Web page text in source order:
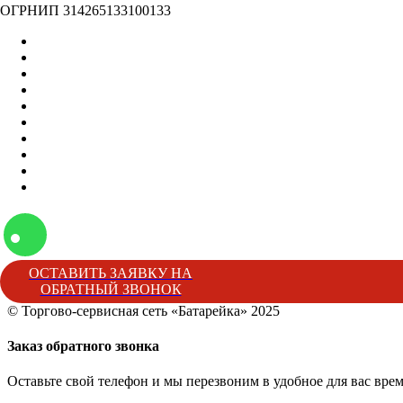
ОГРНИП 314265133100133
ОСТАВИТЬ ЗАЯВКУ НА
ОБРАТНЫЙ ЗВОНОК
© Торгово-сервисная сеть «Батарейка» 2025
Заказ обратного звонка
Оставьте свой телефон и мы перезвоним в удобное для вас